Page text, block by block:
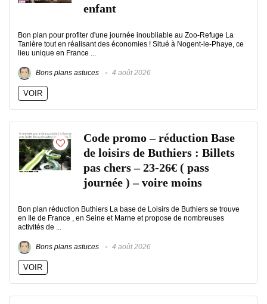
enfant
Bon plan pour profiter d'une journée inoubliable au Zoo-Refuge La
Tanière tout en réalisant des économies ! Situé à Nogent-le-Phaye, ce
lieu unique en France ...
Bons plans astuces 4 août 2026
VOIR
Code promo – réduction Base
de loisirs de Buthiers : Billets
pas chers – 23-26€ ( pass
journée ) – voire moins
Bon plan réduction Buthiers La base de Loisirs de Buthiers se trouve
en Ile de France , en Seine et Marne et propose de nombreuses
activités de ...
Bons plans astuces 4 août 2026
VOIR